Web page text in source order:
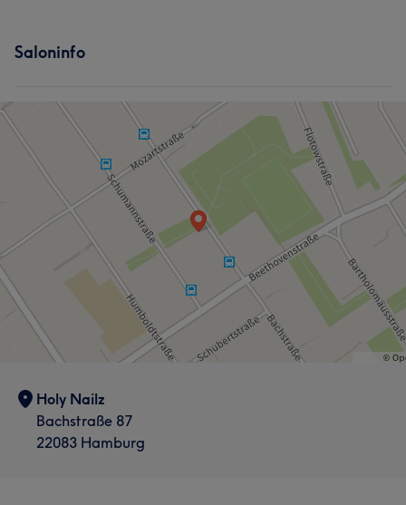
Saloninfo
Holy Nailz
Bachstraße 87
22083 Hamburg